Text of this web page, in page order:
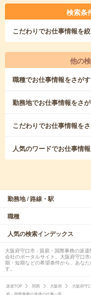
検索条
こだわりでお仕事情報を
他の
職種でお仕事情報をさがす
勤務地でお仕事情報をさ
こだわりでお仕事情報を
人気のワードでお仕事情
勤務地 / 路線・駅
職種
人気の検索インデックス
大阪府守口市 - 貿易・国際事務の派
会社のポータルサイト。大阪府守口
期・短期などの希望条件から、あな
す。
派遣TOP 関西 大阪府 大阪府守